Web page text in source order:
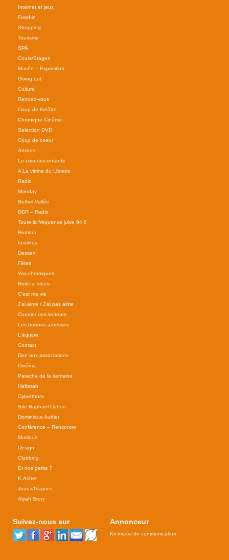
Internet et jeux
Food-in
Shopping
Tourisme
SPA
Cours/Stages
Musée – Exposition
Going out
Culture
Rendez-vous
Coup de théâtre
Chronique Cinéma
Selection DVD
Coup de coeur
Artistes
Le coin des enfants
A La vitrine du Libraire
Radio
Monday
Bethel-Vallée
DBR – Radio
Toute la fréquence juive 94.8
Humour
Insolites
Dessert
Fêtes
Vos chroniques
Boite a Idees
C'est ma vie
J'ai aime / J'ai pas aime
Courrier des lecteurs
Les bonnes adresses
L'équipe
Contact
Don aux associations
Cinéma
Paracha de la semaine
Haftarah
Cyberthora
Site Raphael Cohen
Dominique Aubier
Conférence – Rencontre
Musique
Design
Clubbing
Et nos petits ?
K.Acher
Jouez/Gagnez
Alyah Story
Suivez-nous sur Annonceur
Kit media de communication